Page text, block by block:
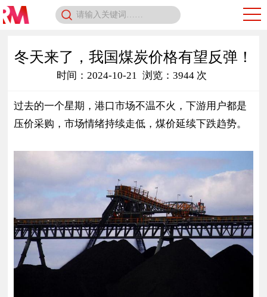
冬天来了，我国煤炭价格有望反弹！
时间：2024-10-21 浏览：3944 次
过去的一个星期，港口市场不温不火，下游用户都是
压价采购，市场情绪持续走低，煤价延续下跌趋势。